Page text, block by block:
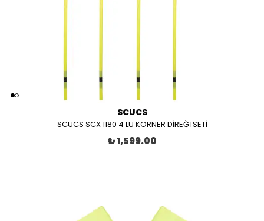
SCUCS
SCUCS SCX 1180 4 LÜ KORNER DİREĞİ SETİ
₺ 1,599.00